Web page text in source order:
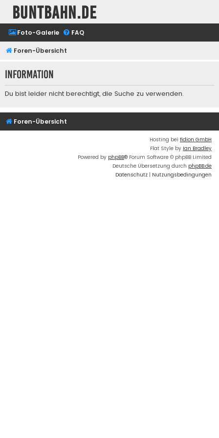
buntbahn.de
Foto-Galerie FAQ
Foren-Übersicht
Information
Du bist leider nicht berechtigt, die Suche zu verwenden.
Foren-Übersicht
Hosting bei fidion GmbH
Flat Style by Ian Bradley
Powered by phpBB® Forum Software © phpBB Limited
Deutsche Übersetzung durch phpBB.de
Datenschutz | Nutzungsbedingungen